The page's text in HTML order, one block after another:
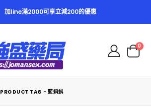
加line滿2000可享立減200的優惠
0
PRODUCT TAG - 藍蝌蚪